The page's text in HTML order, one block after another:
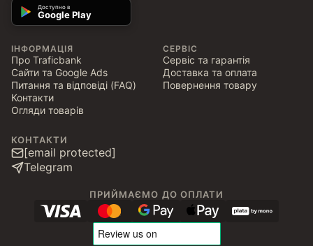
Доступно в
Google Play
ІНФОРМАЦІЯ
Про Traficbank
Сайти та Google Ads
Питання та відповіді (FAQ)
Контакти
Огляди товарів
СЕРВІС
Сервіс та гарантія
Доставка та оплата
Повернення товару
КОНТАКТИ
[email protected]
Telegram
ПРИЙМАЄМО ДО ОПЛАТИ